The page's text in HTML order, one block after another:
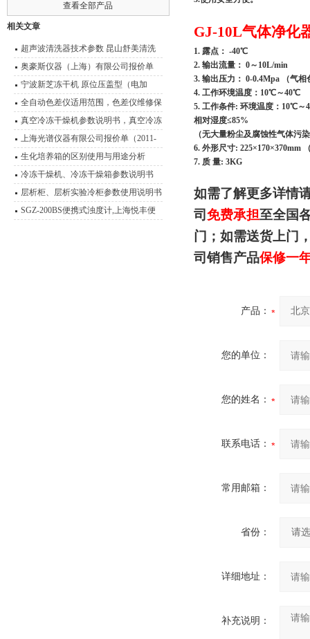
查看全部产品
相关文章
超声波清洗器技术参数 昆山舒美清洗
器产品型号 报价
奥豪斯仪器（上海）有限公司报价单
宁波新芝冻干机 原位压盖型（电加
热）冷冻干燥机
全自动色差仪适用范围，色差仪维修保
养
真空冷冻干燥机参数说明书，真空冷冻
干燥箱
上海光谱仪器有限公司报价单（2011-
2012）
生化培养箱的区别使用与用途分析
冷冻干燥机、冷冻干燥箱参数说明书
层析柜、层析实验冷柜参数使用说明书
SGZ-200BS便携式浊度计,上海悦丰便
GJ-10L气体净化
1. 露点： -40℃
2. 输出流量： 0～10L/min
3. 输出压力： 0-0.4Mpa （气
4. 工作环境温度：10℃～40℃
5. 工作条件: 环境温度：10℃～
相对湿度≤85%
（无大量粉尘及腐蚀性气体污
6. 外形尺寸: 225×170×370mm
7. 质 量: 3KG
如需了解更多详情
司免费承担至全国
门；如需送货上门
司销售产品保修一
产品：
您的单位：
您的姓名：
联系电话：
常用邮箱：
省份：
详细地址：
补充说明：